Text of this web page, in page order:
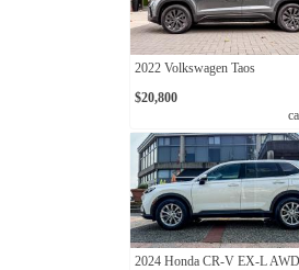
2022 Volkswagen Taos
$20,800
2024 Honda CR-V EX-L AWD